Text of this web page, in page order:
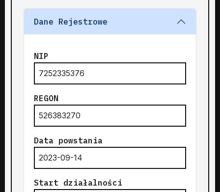
Dane Rejestrowe
NIP
7252335376
REGON
526383270
Data powstania
2023-09-14
Start działalności